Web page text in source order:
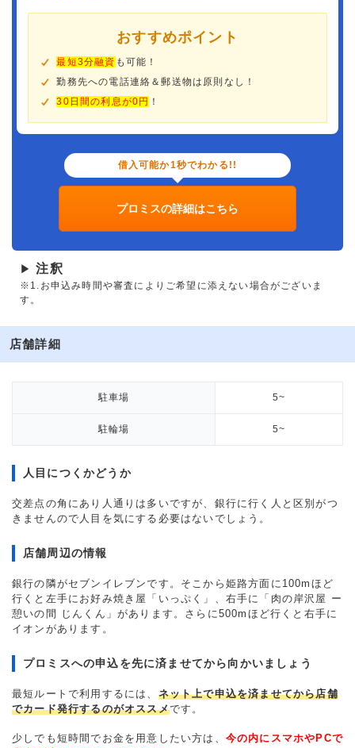
おすすめポイント
最短3分融資 も可能！
勤務先への電話連絡＆郵送物は原則なし！
30日間の利息が0円 ！
借入可能か1秒でわかる!!
プロミスの詳細はこちら
▶ 注釈
※1.お申込み時間や審査によりご希望に添えない場合がございま
す。
店舗詳細
駐車場 5~
駐輪場 5~
人目につくかどうか
交差点の角にあり人通りは多いですが、銀行に行く人と区別がつ
きませんので人目を気にする必要はないでしょう。
店舗周辺の情報
銀行の隣がセブンイレブンです。そこから姫路方面に100mほど
行くと左手にお好み焼き屋「いっぷく」、右手に「肉の岸沢屋 ー
憩いの間 じんくん」があります。さらに500mほど行くと右手に
イオンがあります。
プロミスへの申込を先に済ませてから向かいましょう
最短ルートで利用するには、 ネット上で申込を済ませてから店舗
でカード発行するのがオススメです。
少しでも短時間でお金を用意したい方は、 今の内にスマホやPCで